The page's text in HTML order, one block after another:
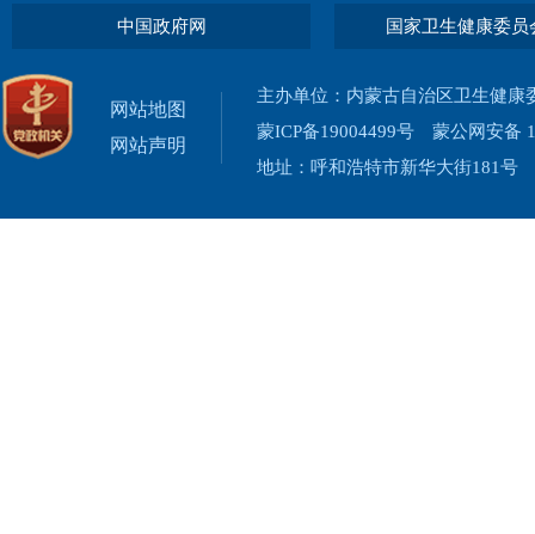
中国政府网 国家卫生健康委员
网站地图
网站声明
主办单位：内蒙古自治区卫生健
蒙ICP备19004499号
蒙公网安备
地址：呼和浩特市新华大街181